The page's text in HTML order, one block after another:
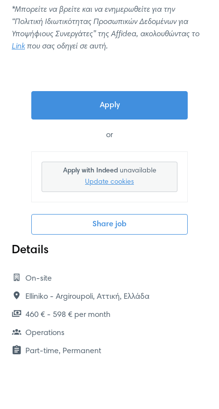
*Μπορείτε να βρείτε και να ενημερωθείτε για την
“Πολιτική Ιδιωτικότητας Προσωπικών Δεδομένων για
Υποψήφιους Συνεργάτες” της Affidea, ακολουθώντας τo
Linkπου σας οδηγεί σε αυτή.
Apply
or
Apply with Indeed unavailable
Update cookies
Share job
Details
On-site
Elliniko - Argiroupoli, Αττική, Ελλάδα
460 € - 598 € per month
Operations
Part-time, Permanent